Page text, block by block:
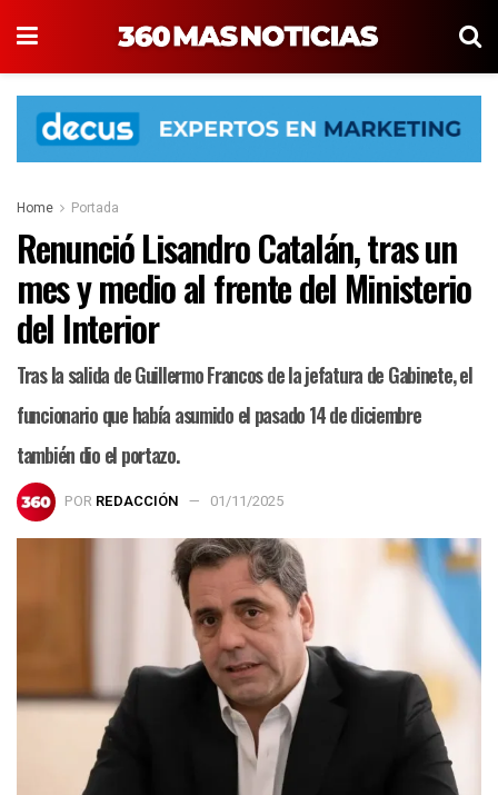
Home Portada
Renunció Lisandro Catalán, tras un
mes y medio al frente del Ministerio
del Interior
Tras la salida de Guillermo Francos de la jefatura de Gabinete, el
funcionario que había asumido el pasado 14 de diciembre
también dio el portazo.
POR REDACCIÓN 01/11/2025